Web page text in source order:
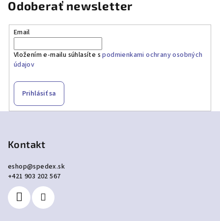
Odoberať newsletter
Email
Vložením e-mailu súhlasíte spodmienkami ochrany osobných
údajov
Prihlásiť sa
Kontakt
eshop@spedex.sk
+421 903 202 567